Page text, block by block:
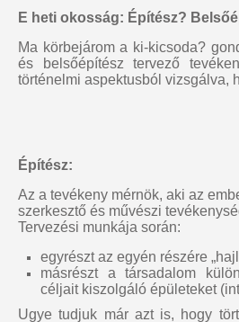
E heti okosság: Építész?
Ma körbejárom a ki-kicsoda?
és belsőépítész tervező
történelmi aspektusból vizsgálva,
Építész:
Az a tevékeny mérnök, aki az
szerkesztő és művészi
Tervezési munkája során:
egyrészt az egyén részére
másrészt a társadalom
céljait kiszolgáló épületeket
Ugye tudjuk már azt is, hogy